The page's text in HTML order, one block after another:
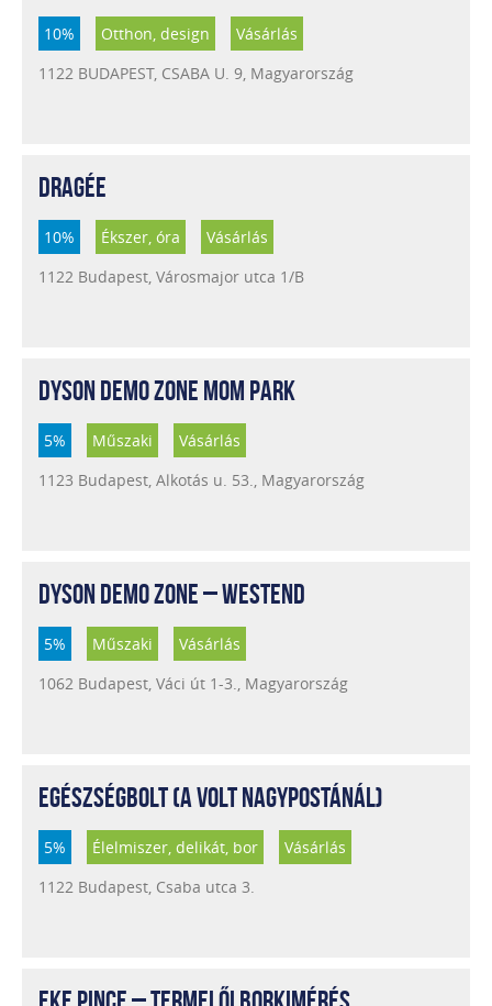
10% Otthon, design
Vásárlás
1122 BUDAPEST, CSABA U. 9, Magyarország
DRAGÉE
10% Ékszer, óra
Vásárlás
1122 Budapest, Városmajor utca 1/B
DYSON DEMO ZONE MOM PARK
5% Műszaki
Vásárlás
1123 Budapest, Alkotás u. 53., Magyarország
DYSON DEMO ZONE – WESTEND
5% Műszaki
Vásárlás
1062 Budapest, Váci út 1-3., Magyarország
EGÉSZSÉGBOLT (A VOLT NAGYPOSTÁNÁL)
5% Élelmiszer, delikát, bor
Vásárlás
1122 Budapest, Csaba utca 3.